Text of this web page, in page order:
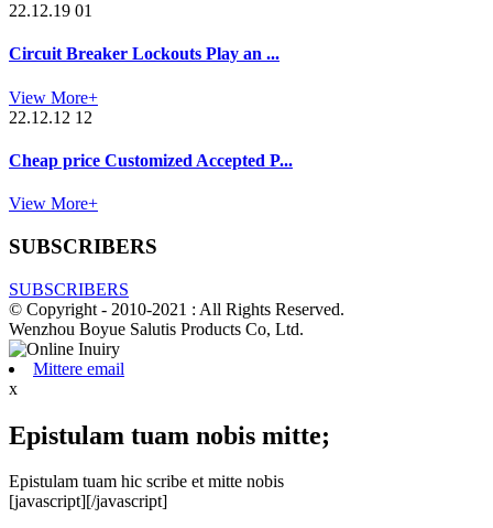
22.12.19 01
Circuit Breaker Lockouts Play an ...
View More+
22.12.12 12
Cheap price Customized Accepted P...
View More+
SUBSCRIBERS
SUBSCRIBERS
© Copyright - 2010-2021 : All Rights Reserved.
Wenzhou Boyue Salutis Products Co, Ltd.
Mittere email
x
Epistulam tuam nobis mitte;
Epistulam tuam hic scribe et mitte nobis
[javascript][/javascript]